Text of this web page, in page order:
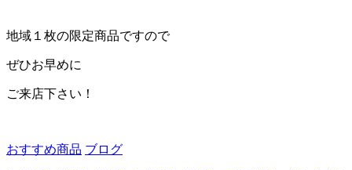
地域１枚の限定商品ですので
ぜひお早めに
ご来店下さい！
おすすめ商品 ブログ